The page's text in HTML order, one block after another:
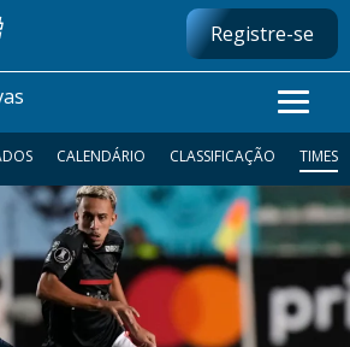
Registre-se
LIBERTADORES
NACIONAL
INTERNACIONAL
CALENDÁRIO CLASSIFICAÇÃO TIMES